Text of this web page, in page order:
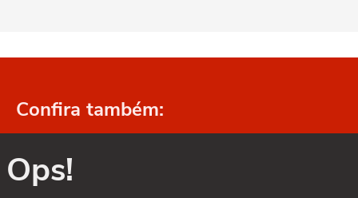
Confira também:
Ops!